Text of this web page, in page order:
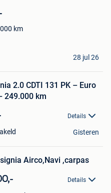
km
28 jul 26
2.0 CDTI 131 PK – Euro
249.000 km
Details
Gisteren
Airco,Navi ,carpas
Details